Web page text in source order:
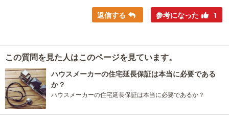
返信する 参考になった 1
この質問を見た人はこのページを見ています。
ハウスメーカーの住宅延長保証は本当に必要である
か？
ハウスメーカーの住宅延長保証は本当に必要であるか？